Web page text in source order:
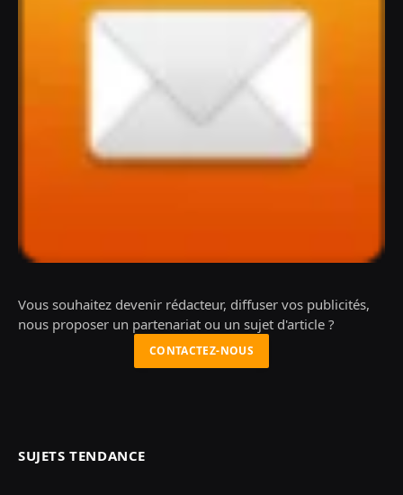
Vous souhaitez devenir rédacteur, diffuser vos publicités,
nous proposer un partenariat ou un sujet d'article ?
CONTACTEZ-NOUS
SUJETS TENDANCE